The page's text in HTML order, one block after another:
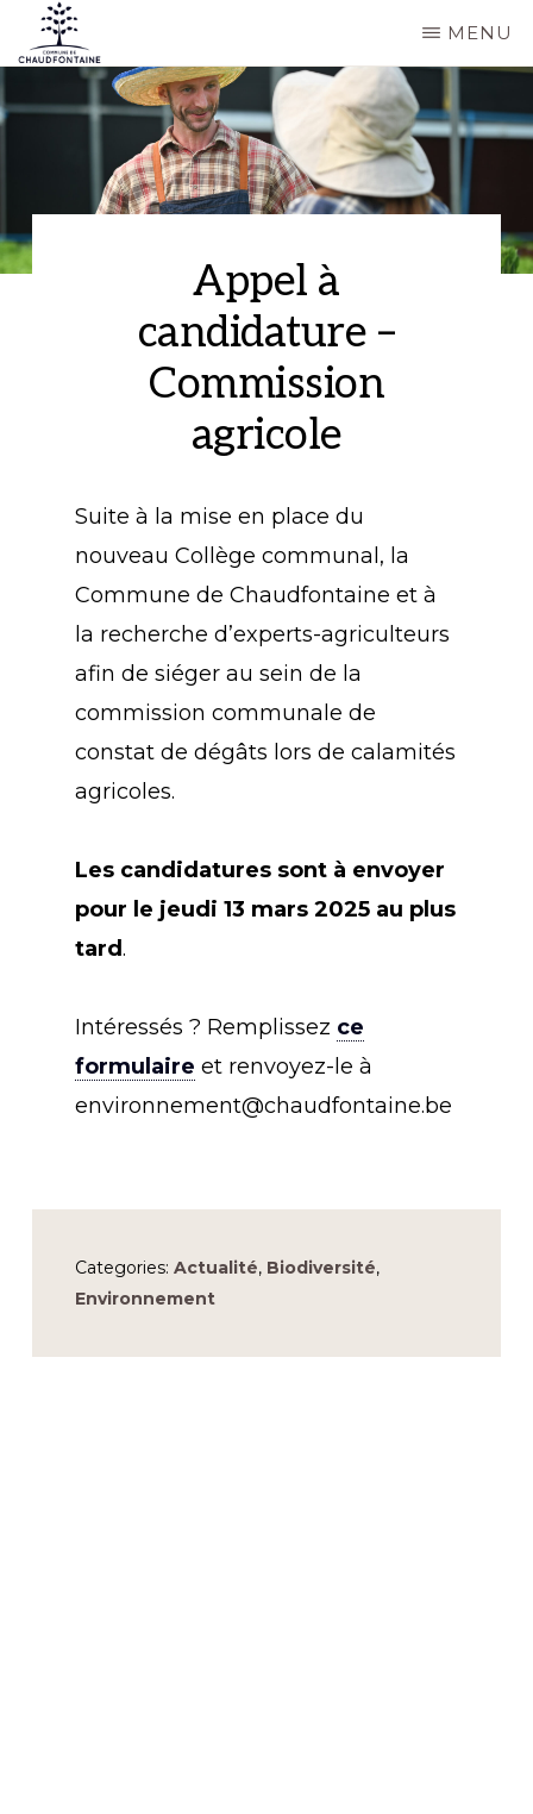
Passer
au
contenu
COMMUNE
DE
CHAUDFONTAINE
officiel
commune
de
Chaudfontaine
MENU
Appel à
candidature –
Commission
agricole
Suite à la mise en place du
nouveau Collège communal, la
Commune de Chaudfontaine et à
la recherche d’experts-agriculteurs
afin de siéger au sein de la
commission communale de
constat de dégâts lors de calamités
agricoles.
Les candidatures sont à envoyer
pour le jeudi 13 mars 2025 au plus
tard.
Intéressés ? Remplissez ce
formulaire et renvoyez-le à
environnement@chaudfontaine.be
Categories: Actualité, Biodiversité,
Environnement